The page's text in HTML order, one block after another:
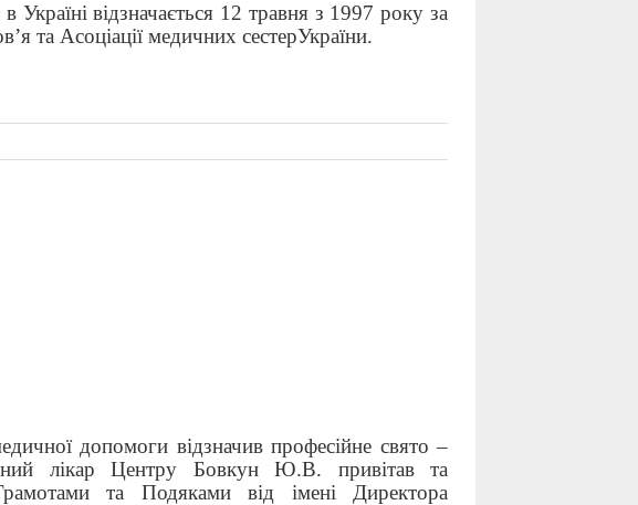
Україні відзначається 12 травня з 1997 року за
та Асоціації медичних сестерУкраїни.
допомоги відзначив професійне свято –
лікар Центру Бовкун Ю.В. привітав та
та Подяками від імені Директора